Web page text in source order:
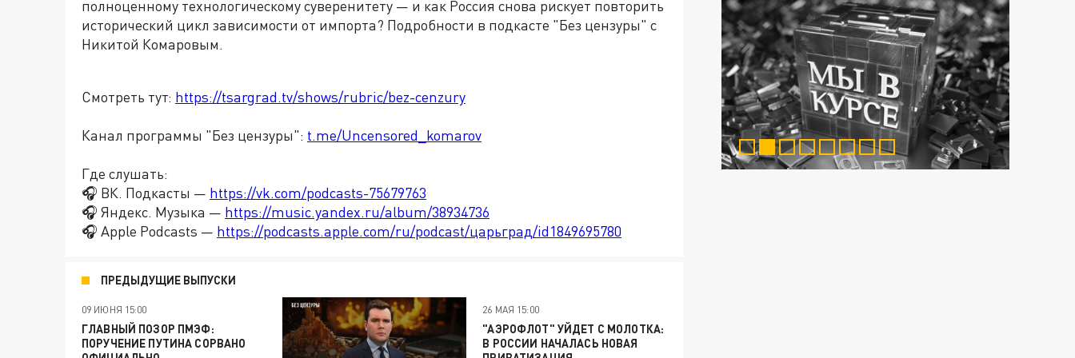
полноценному технологическому суверенитету — и как Россия снова рискует повторить
исторический цикл зависимости от импорта? Подробности в подкасте "Без цензуры" с
Никитой Комаровым.
Смотреть тут: https://tsargrad.tv/shows/rubric/bez-cenzury
Канал программы "Без цензуры": t.me/Uncensored_komarov
Где слушать:
🎧 ВК. Подкасты — https://vk.com/podcasts-75679763
🎧 Яндекс. Музыка — https://music.yandex.ru/album/38934736
🎧 Apple Podcasts — https://podcasts.apple.com/ru/podcast/царьград/id1849695780
ПРЕДЫДУЩИЕ ВЫПУСКИ
09 ИЮНЯ 15:00
ГЛАВНЫЙ ПОЗОР ПМЭФ:
ПОРУЧЕНИЕ ПУТИНА СОРВАНО
26 МАЯ 15:00
"АЭРОФЛОТ" УЙДЕТ С МОЛОТКА:
В РОССИИ НАЧАЛАСЬ НОВАЯ